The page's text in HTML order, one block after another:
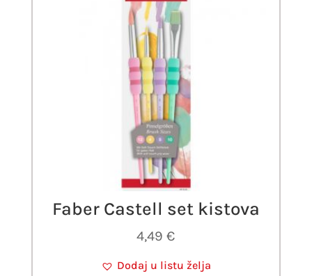
Faber Castell set kistova
4,49€
Dodaj u listu želja